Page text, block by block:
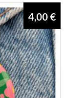
4,00 €